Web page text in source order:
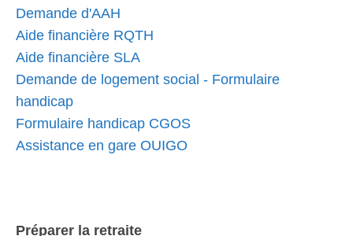
Demande d'AAH
Aide financière RQTH
Aide financière SLA
Demande de logement social - Formulaire
handicap
Formulaire handicap CGOS
Assistance en gare OUIGO
Préparer la retraite